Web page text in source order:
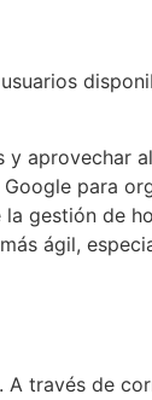
aprovechar
para
gestión de
ágil,
través de